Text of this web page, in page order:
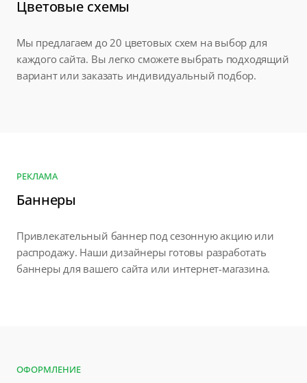
Цветовые схемы
Мы предлагаем до 20 цветовых схем на выбор для
каждого сайта. Вы легко сможете выбрать подходящий
вариант или заказать индивидуальный подбор.
РЕКЛАМА
Баннеры
Привлекательный баннер под сезонную акцию или
распродажу. Наши дизайнеры готовы разработать
баннеры для вашего сайта или интернет-магазина.
ОФОРМЛЕНИЕ